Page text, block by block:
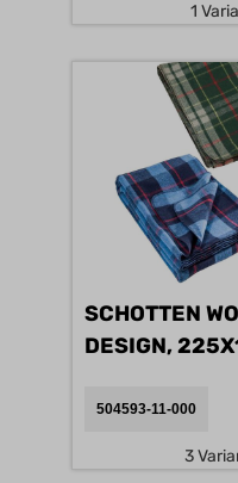
1
SCHOTTEN
504593-11-000
3